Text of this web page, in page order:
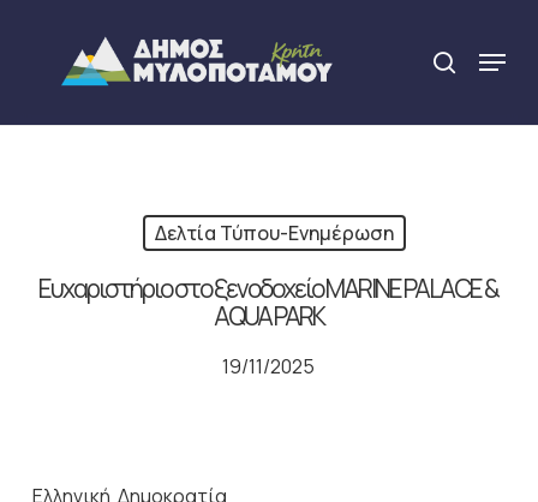
content
search
Menu
Δελτία Τύπου-Ενημέρωση
Ευχαριστήριο στο ξενοδοχείο MARINE PALACE &
AQUA PARK
19/11/2025
Ελληνική Δημοκρατία
Close